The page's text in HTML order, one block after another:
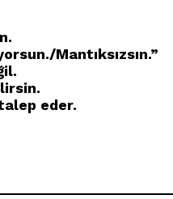
Mantıksızsın.”
eder.